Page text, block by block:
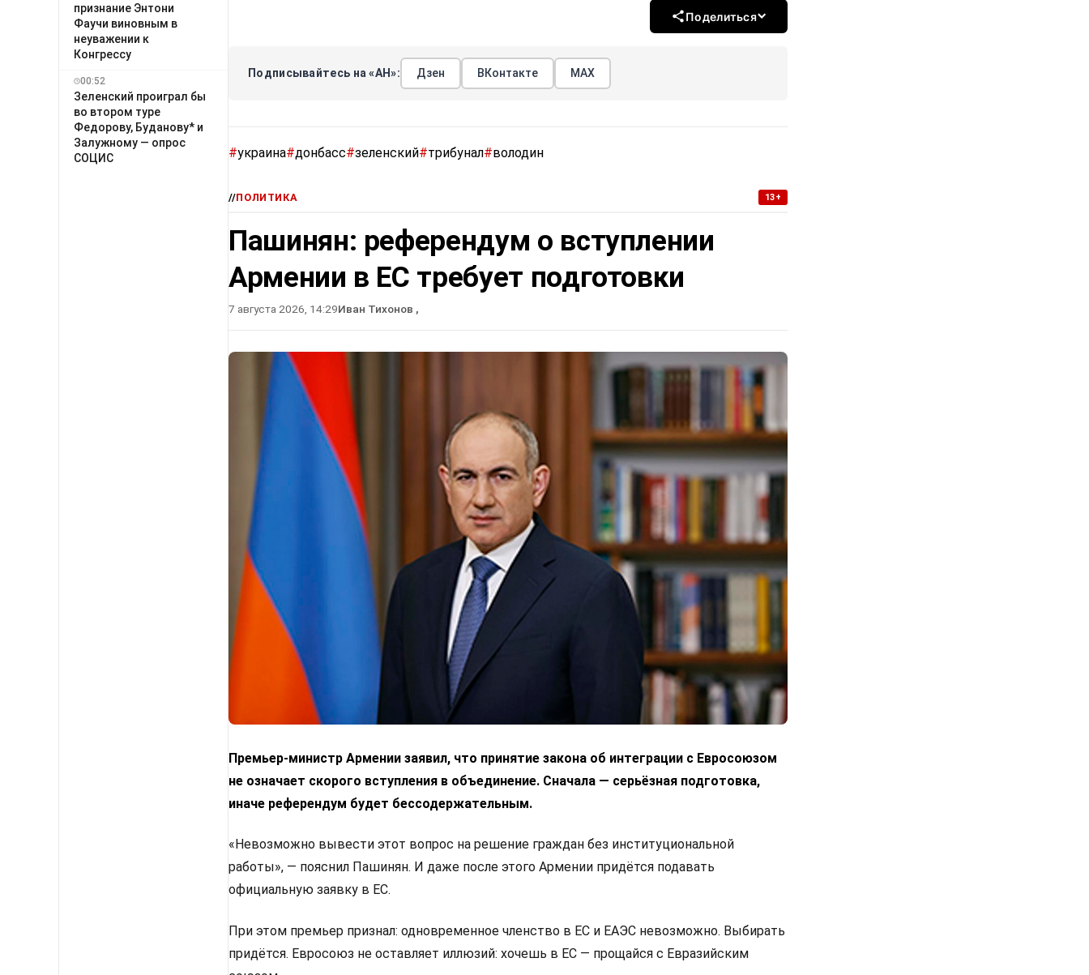
признание Энтони
Фаучи виновным в
неуважении к
Конгрессу
00:52
Зеленский проиграл бы
во втором туре
Федорову, Буданову* и
Залужному — опрос
СОЦИС
Поделиться
Подписывайтесь на «АН»: Дзен ВКонтакте МАХ
#украина#донбасс#зеленский#трибунал#володин
//ПОЛИТИКА 13+
Пашинян: референдум о вступлении
Армении в ЕС требует подготовки
7 августа 2026, 14:29Иван Тихонов ,
Премьер-министр Армении заявил, что принятие закона об интеграции с Евросоюзом
не означает скорого вступления в объединение. Сначала — серьёзная подготовка,
иначе референдум будет бессодержательным.
«Невозможно вывести этот вопрос на решение граждан без институциональной
работы», — пояснил Пашинян. И даже после этого Армении придётся подавать
официальную заявку в ЕС.
При этом премьер признал: одновременное членство в ЕС и ЕАЭС невозможно. Выбирать
придётся. Евросоюз не оставляет иллюзий: хочешь в ЕС — прощайся с Евразийским